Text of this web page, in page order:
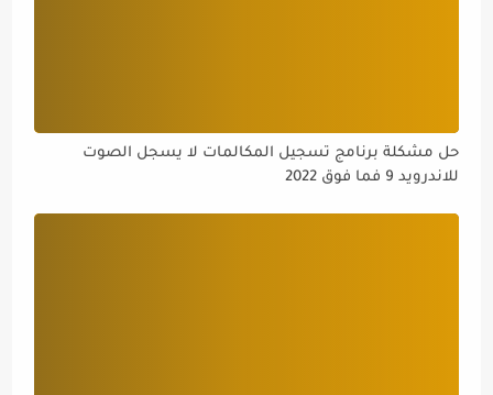
حل مشكلة برنامج تسجيل المكالمات لا يسجل الصوت
للاندرويد 9 فما فوق 2022